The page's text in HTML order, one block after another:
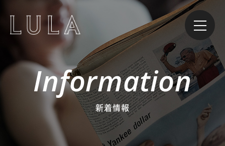
Information
新着情報